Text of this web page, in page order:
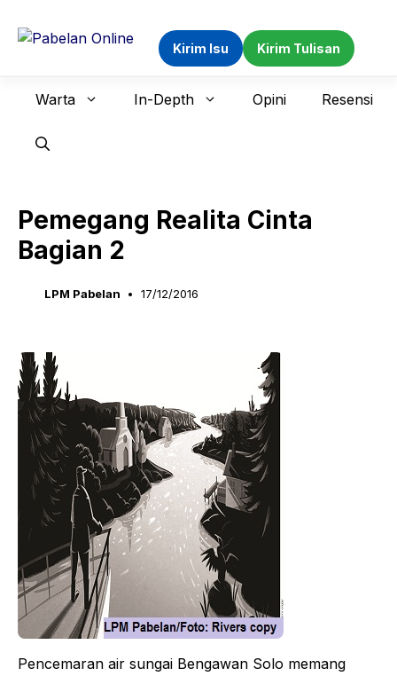
Kirim Isu Kirim Tulisan
Warta In-Depth Opini Resensi
Pemegang Realita Cinta
Bagian 2
LPM Pabelan 17/12/2016
Pencemaran air sungai Bengawan Solo memang